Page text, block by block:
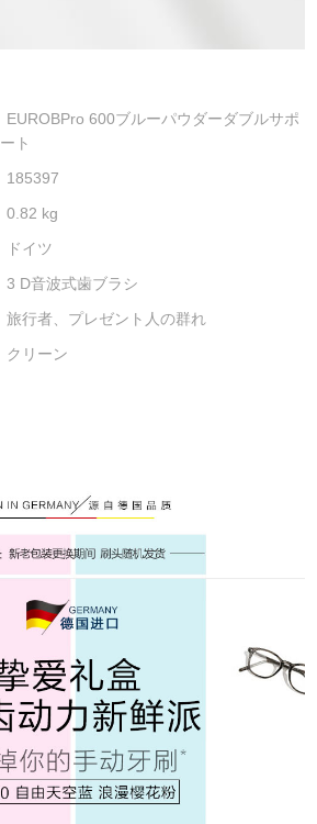
EUROBPro 600ブルーパウダーダブルサポ
ート
185397
0.82 kg
ドイツ
3 D音波式歯ブラシ
旅行者、プレゼント人の群れ
クリーン